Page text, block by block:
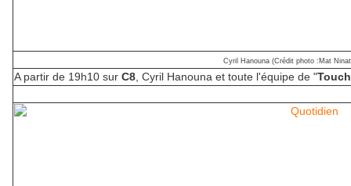
Cyril Hanouna (Crédit photo :Mat
A partir de 19h10 sur C8 , Cyril Hanouna et toute l'équipe de "